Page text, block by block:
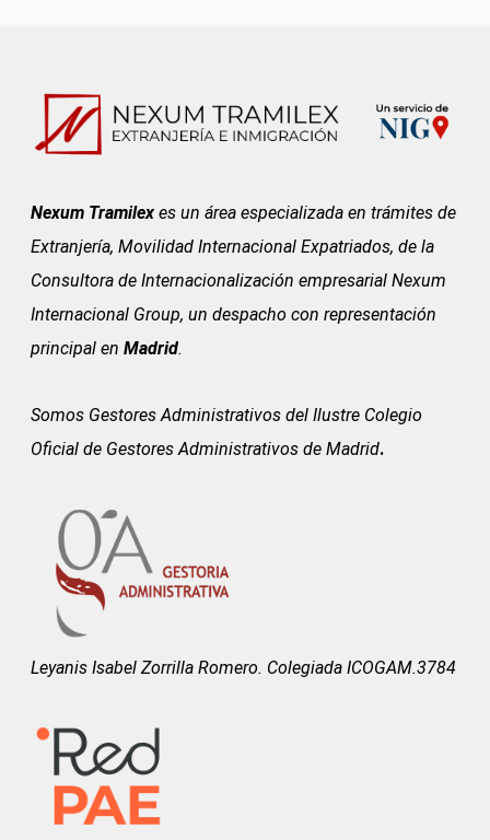
Nexum Tramilex es un área especializada en trámites de
Extranjería, Movilidad Internacional Expatriados, de la
Consultora de Internacionalización empresarial Nexum
Internacional Group, un despacho con representación
principal en Madrid.
Somos Gestores Administrativos del Ilustre Colegio
Oficial de Gestores Administrativos de Madrid.
Leyanis Isabel Zorrilla Romero. Colegiada ICOGAM.3784